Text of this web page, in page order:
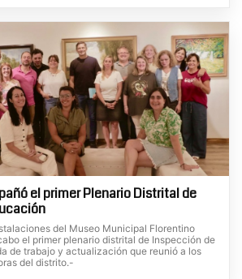
el primer Plenario Distrital de
del Museo Municipal Florentino
el primer plenario distrital de Inspección de
de trabajo y actualización que reunió a los
del distrito.-